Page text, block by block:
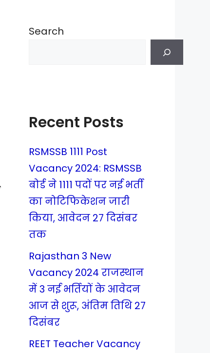
Search
Recent Posts
RSMSSB 1111 Post
Vacancy 2024: RSMSSB
बोर्ड ने 1111 पदों पर नई भर्ती
का नोटिफिकेशन जारी
किया, आवेदन 27 दिसंबर
तक
Rajasthan 3 New
Vacancy 2024 राजस्थान
में 3 नई भर्तियों के आवेदन
आज से शुरू, अंतिम तिथि 27
दिसंबर
REET Teacher Vacancy